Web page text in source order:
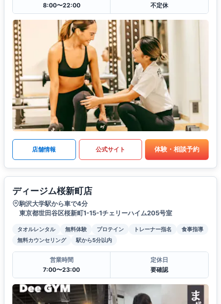
8:00〜22:00
不定休
店舗情報 公式サイト 体験・相談予約
ディージム桜新町店
駒沢大学駅から車で4分
東京都世田谷区桜新町1-15-1チェリーハイム205号室
タオルレンタル 無料体験 プロテイン トレーナー指名
食事指導
無料カウンセリング
駅から5分以内
営業時間
7:00〜23:00
定休日
要確認